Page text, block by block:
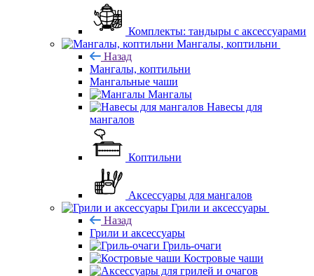
Комплекты: тандыры с аксессуарами
Мангалы, коптильни
Назад
Мангалы, коптильни
Мангальные чаши
Мангалы
Навесы для
мангалов
Коптильни
Аксессуары для мангалов
Грили и аксессуары
Назад
Грили и аксессуары
Гриль-очаги
Костровые чаши